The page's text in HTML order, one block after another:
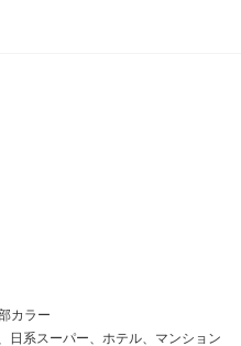
カラー
日系スーパー、ホテル、マンション